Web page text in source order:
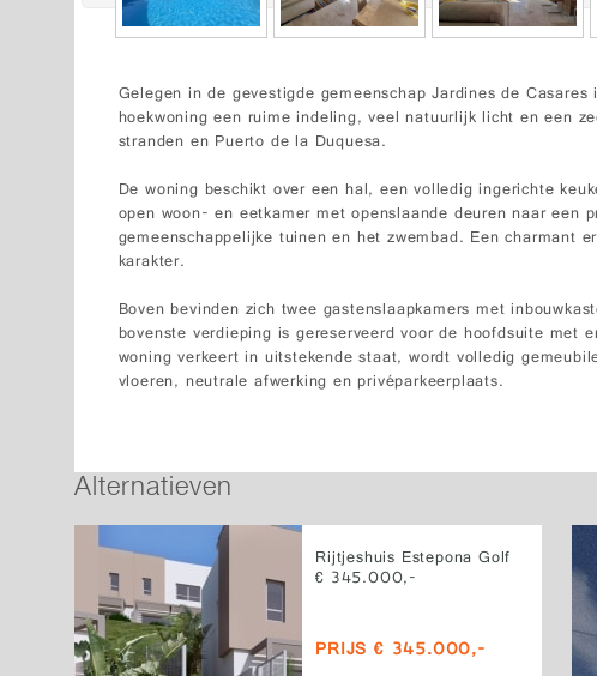
Gelegen in de gevestigde gemeenschap Jardines de
hoekwoning een ruime indeling, veel natuurlijk licht en een
stranden en Puerto de la Duquesa.
De woning beschikt over een hal, een volledig ingerichte
open woon- en eetkamer met openslaande deuren naar een
gemeenschappelijke tuinen en het zwembad. Een charmant
karakter.
Boven bevinden zich twee gastenslaapkamers met
bovenste verdieping is gereserveerd voor de hoofdsuite met
woning verkeert in uitstekende staat, wordt volledig
vloeren, neutrale afwerking en privéparkeerplaats.
Alternatieven
Rijtjeshuis Estepona Golf
€ 345.000,-
PRIJS € 345.000,-